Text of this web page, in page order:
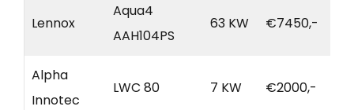
Lennox
Aqua4
AAH104PS
63 KW €7450,-
Alpha
Innotec
LWC 80 7 KW €2000,-